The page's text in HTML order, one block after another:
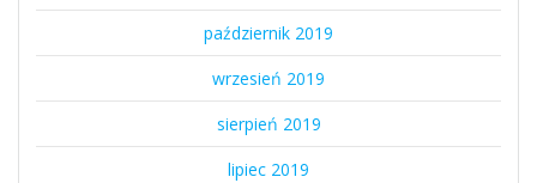
październik 2019
wrzesień 2019
sierpień 2019
lipiec 2019